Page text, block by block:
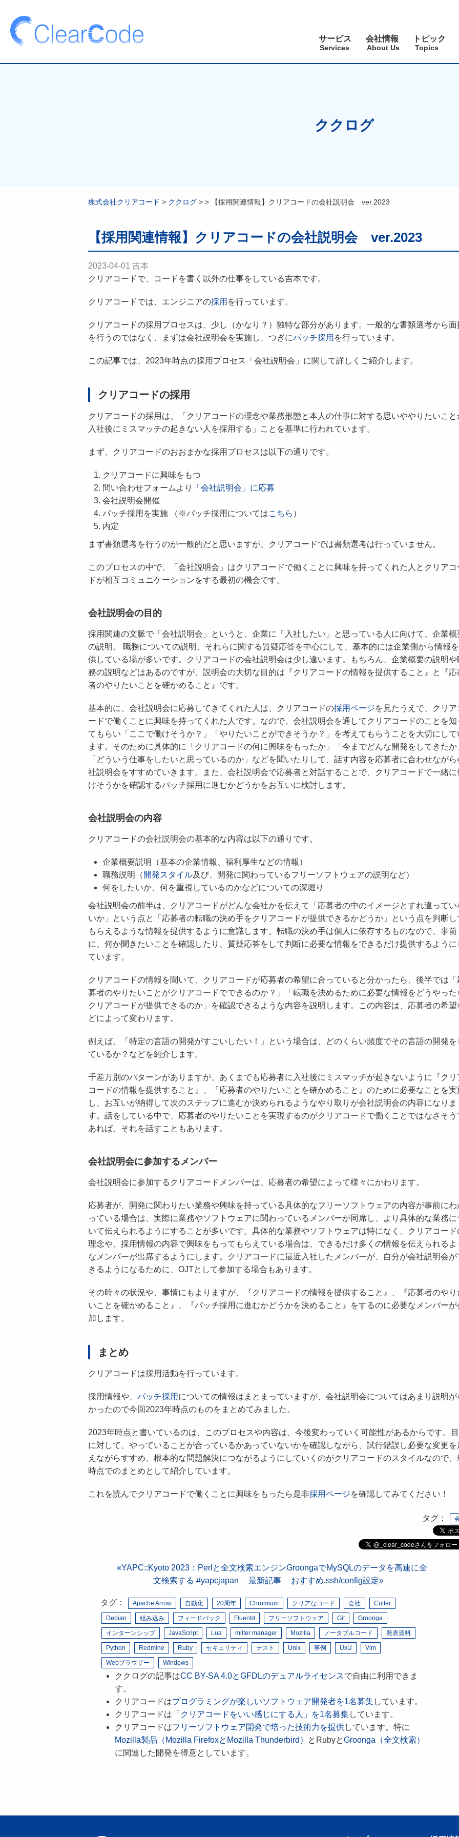
サービス
Services
会社情報
About Us
トピック
Topics
ククログ
株式会社クリアコード > ククログ > > 【採用関連情報】クリアコードの会社説明会 ver.2023
【採用関連情報】クリアコードの会社説明会 ver.2023
2023-04-01 吉本
クリアコードで、コードを書く以外の仕事をしている吉本です。
クリアコードでは、エンジニアの採用 を行っています。
クリアコードの採用プロセスは、少し（かなり？）独特な部分があります。一般的な書類選考から面
を行うのではなく、まずは会社説明会を実施し、つぎにパッチ採用 を行っています。
この記事では、2023年時点の採用プロセス「会社説明会」に関して詳しくご紹介します。
クリアコードの採用
クリアコードの採用は、「クリアコードの理念や業務形態と本人の仕事に対する思いややりたいこと
入社後にミスマッチの起きない人を採用する」ことを基準に行われています。
まず、クリアコードのおおまかな採用プロセスは以下の通りです。
クリアコードに興味をもつ
問い合わせフォームより
「会社説明会」に応募
会社説明会開催
パッチ採用を実施 （※パッチ採用についてはこちら ）
内定
まず書類選考を行うのが一般的だと思いますが、クリアコードでは書類選考は行っていません。
このプロセスの中で、「会社説明会」はクリアコードで働くことに興味を持ってくれた人とクリアコ
ドが相互コミュニケーションをする最初の機会です。
会社説明会の目的
採用関連の文脈で「会社説明会」というと、企業に「入社したい」と思っている人に向けて、企業概
の説明、 職務についての説明、それらに関する質疑応答を中心にして、基本的には企業側から情報
供している場が多いです。クリアコードの会社説明会は少し違います。もちろん、企業概要の説明や
務の説明などはあるのですが、説明会の大切な目的は『クリアコードの情報を提供すること』と『応
者のやりたいことを確かめること』です。
基本的に、会社説明会に応募してきてくれた人は、クリアコードの採用ページを見たうえで、クリア
ードで働くことに興味を持ってくれた人です。なので、会社説明会を通してクリアコードのことを知
てもらい「ここで働けそうか？」「やりたいことができそうか？」を考えてもらうことを大切にして
ます。そのために具体的に「クリアコードの何に興味をもったか」「今までどんな開発をしてきたか
「どういう仕事をしたいと思っているのか」などを聞いたりして、話す内容を応募者に合わせながら
社説明会をすすめていきます。また、会社説明会で応募者と対話することで、クリアコードで一緒に
けそうかを確認するパッチ採用に進むかどうかをお互いに検討します。
会社説明会の内容
クリアコードの会社説明会の基本的な内容は以下の通りです。
企業概要説明（基本の企業情報、福利厚生などの情報）
職務説明（ 開発スタイル及び、開発に関わっているフリーソフトウェアの説明など）
何をしたいか、何を重視しているのかなどについての深堀り
会社説明会の前半は、クリアコードがどんな会社かを伝えて「応募者の中のイメージとすれ違ってい
いか」という点と「応募者の転職の決め手をクリアコードが提供できるかどうか」という点を判断し
もらえるような情報を提供するように意識します。転職の決め手は個人に依存するものなので、事前
に、何か聞きたいことを確認したり、質疑応答をして判断に必要な情報をできるだけ提供するように
ています。
クリアコードの情報を聞いて、クリアコードが応募者の希望に合っていると分かったら、後半では「
募者のやりたいことがクリアコードでできるのか？」「転職を決めるために必要な情報をどうやった
クリアコードが提供できるのか」を確認できるような内容を説明します。この内容は、応募者の希望
どによって変わります。
例えば、「特定の言語の開発がすごいしたい！」という場合は、どのくらい頻度でその言語の開発を
ているか？などを紹介します。
千差万別のパターンがありますが、あくまでも応募者に入社後にミスマッチが起きないように『クリ
コードの情報を提供すること』、『応募者のやりたいことを確かめること』のために必要なことを実
し、お互いが納得して次のステップに進むか決められるようなやり取りが会社説明会の内容になりま
す。話をしている中で、応募者のやりたいことを実現するのがクリアコードで働くことではなさそう
あれば、それを話すこともあります。
会社説明会に参加するメンバー
会社説明会に参加するクリアコードメンバーは、応募者の希望によって様々にかわります。
応募者が、開発に関わりたい業務や興味を持っている具体的なフリーソフトウェアの内容が事前にわ
っている場合は、実際に業務やソフトウェアに関わっているメンバーが同席し、より具体的な業務に
いて伝えられるようにすることが多いです。具体的な業務やソフトウェアは特になく、クリアコード
理念や、採用情報の内容で興味をもってもらえている場合は、できるだけ多くの情報を伝えられるよ
なメンバーが出席するようにします。クリアコードに最近入社したメンバーが、自分が会社説明会が
きるようになるために、OJTとして参加する場合もあります。
その時々の状況や、事情にもよりますが、『クリアコードの情報を提供すること』、『応募者のやり
いことを確かめること』、『パッチ採用に進むかどうかを決めること』をするのに必要なメンバーが
加します。
まとめ
クリアコードは採用活動を行っています。
採用情報や、 パッチ採用 についての情報はまとまっていますが、会社説明会についてはあまり説明が
かったので今回2023年時点のものをまとめてみました。
2023年時点と書いているのは、このプロセスや内容は、今後変わっていく可能性があるからです。
に対して、やっていることが合っているかあっていないかを確認しながら、試行錯誤し必要な変更を
えながらすすめ、根本的な問題解決につながるようにしていくのがクリアコードのスタイルなので、
時点でのまとめとして紹介しています。
これを読んでクリアコードで働くことに興味をもったら是非採用ページを確認してみてください！
タグ：
YAPC::Kyoto 2023：Perlと全文検索エンジンGroongaでMySQLのデータを高速に全
文検索する #yapcjapan
最新記事 おすすめ.ssh/config設定
タグ： Apache Arrow 自動化 20周年 Chromium クリアなコード 会社 Cutter
Debian 組み込み フィードバック Fluentd フリーソフトウェア Git Groonga
インターンシップ JavaScript Lua milter manager Mozilla ノータブルコード 発表資料
Python Redmine Ruby セキュリティ テスト Unix 事例 UxU Vim
Webブラウザー Windows
ククログの記事はCC BY-SA 4.0とGFDLのデュアルライセンスで自由に利用できま
す。
クリアコードはプログラミングが楽しいソフトウェア開発者を1名募集しています。
クリアコードは 「クリアコードをいい感じにする人」を1名募集しています。
クリアコードはフリーソフトウェア開発で培った技術力を提供しています。特に
Mozilla製品（Mozilla FirefoxとMozilla Thunderbird）
とRubyとGroonga（全文検索）
に関連した開発を得意としています。